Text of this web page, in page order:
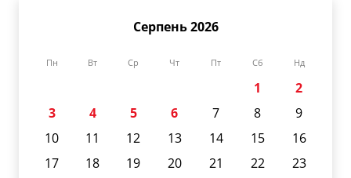
Серпень 2026
Пн Вт Ср Чт Пт Сб Нд
1
2
3
4 5 6 7 8
9
10
11 12 13 14 15
16
17
18 19 20 21 22
23